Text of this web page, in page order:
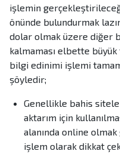
işlemin
önünde bulundurmak
dolar olmak üzere diğer
kalmaması elbette
bilgi edinimi işlemi
şöyledir;
Genellikle bahis
aktarım için
alanında online
işlem olarak dikkat